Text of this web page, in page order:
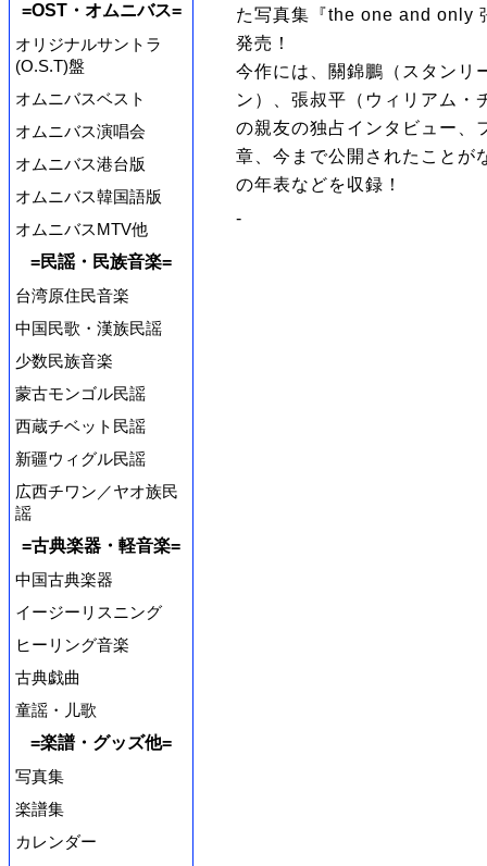
=OST・オムニバス=
オリジナルサントラ
(O.S.T)盤
オムニバスベスト
オムニバス演唱会
オムニバス港台版
オムニバス韓国語版
オムニバスMTV他
=民謡・民族音楽=
台湾原住民音楽
中国民歌・漢族民謡
少数民族音楽
蒙古モンゴル民謡
西蔵チベット民謡
新疆ウィグル民謡
広西チワン／ヤオ族民
謡
=古典楽器・軽音楽=
中国古典楽器
イージーリスニング
ヒーリング音楽
古典戯曲
童謡・儿歌
=楽譜・グッズ他=
写真集
楽譜集
カレンダー
た写真集『the one and only
発売！
今作には、關錦鵬（スタンリ
ン）、張叔平（ウィリアム・
の親友の独占インタビュー、
章、今まで公開されたことが
の年表などを収録！
-